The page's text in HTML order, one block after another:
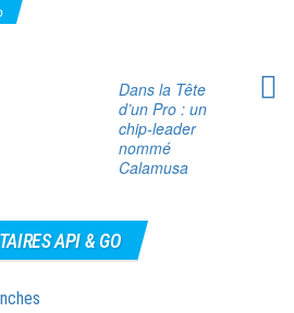
Dans la Tête
d’un Pro : un
chip-leader
nommé
Calamusa
API & GO